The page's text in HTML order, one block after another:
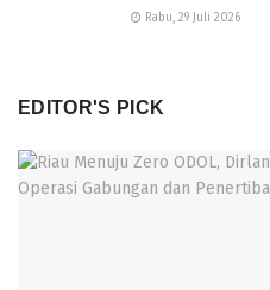
Rabu, 29 Juli 2026
EDITOR'S PICK